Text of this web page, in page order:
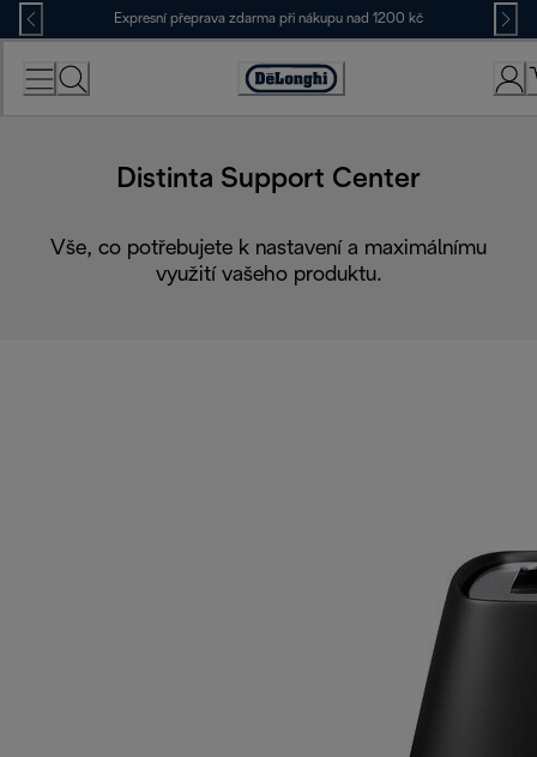
Skip
to
Content
Expresní přeprava zdarma při nákupu nad 1200 kč
Accessibility
Distinta Support Center
Vše, co potřebujete k nastavení a maximálnímu
využití vašeho produktu.